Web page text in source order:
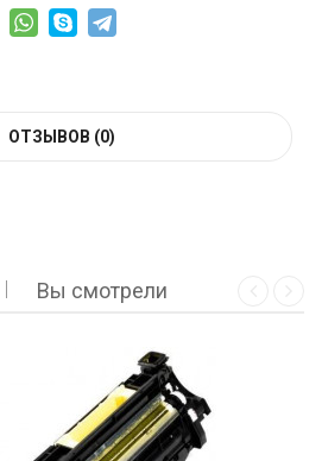
ОТЗЫВОВ (0)
Вы смотрели